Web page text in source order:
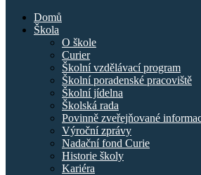
Domů
Škola
O škole
Curier
Školní vzdělávací program
Školní poradenské pracoviště
Školní jídelna
Školská rada
Povinně zveřejňované
Výroční zprávy
Nadační fond Curie
Historie školy
Kariéra